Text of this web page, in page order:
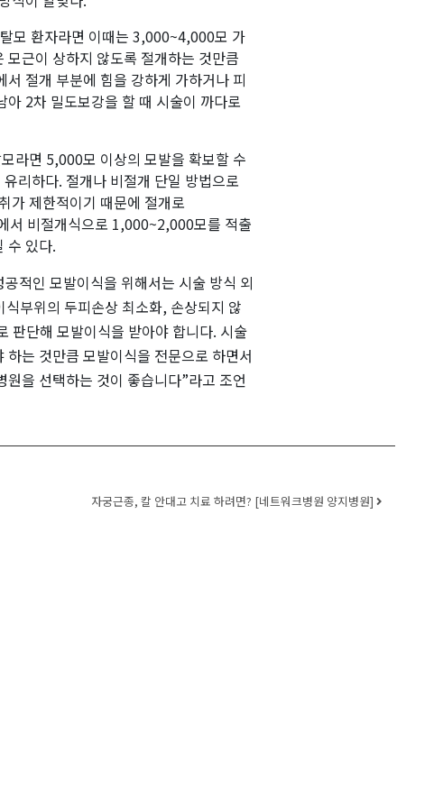
모 환자라면 이때는 3,000~4,000모 가
근이 상하지 않도록 절개하는 것만큼
절개 부분에 힘을 강하게 가하거나 피
2차 밀도보강을 할 때 시술이 까다로
라면 5,000모 이상의 모발을 확보할 수
리하다. 절개나 비절개 단일 방법으로
가 제한적이기 때문에 절개로
서 비절개식으로 1,000~2,000모를 적출
수 있다.
적인 모발이식을 위해서는 시술 방식 외
부위의 두피손상 최소화, 손상되지 않
판단해 모발이식을 받아야 합니다. 시술
는 것만큼 모발이식을 전문으로 하면서
을 선택하는 것이 좋습니다”라고 조언
자궁근종, 칼 안대고 치료 하려면? [네트워크병원 양지병원]